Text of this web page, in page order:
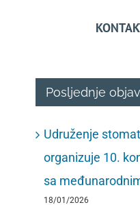
Posljednje
Udruženje
organizuje 10.
sa
18/01/2026